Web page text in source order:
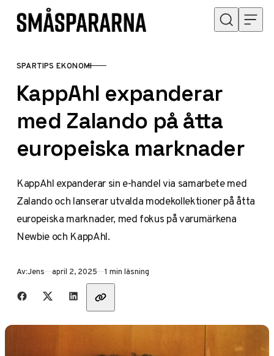
Hoppa till innehåll
KATEGORI
SPARTIPS EKONOMI
KappAhl expanderar
med Zalando på åtta
europeiska marknader
KappAhl expanderar sin e-handel via samarbete med
Zalando och lanserar utvalda modekollektioner på åtta
europeiska marknader, med fokus på varumärkena
Newbie och KappAhl.
Av:Jens Publicerad
april 2, 2025 1 min läsning
Dela med vänner